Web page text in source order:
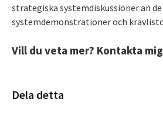
strategiska systemdiskussioner än
systemdemonstrationer och
Vill du veta mer? Kontakta
Dela detta